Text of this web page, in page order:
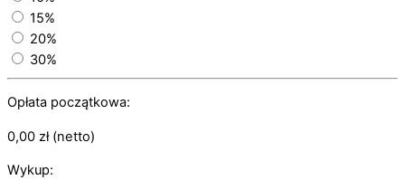
15%
20%
30%
Opłata początkowa:
0,00 zł(netto)
Wykup: